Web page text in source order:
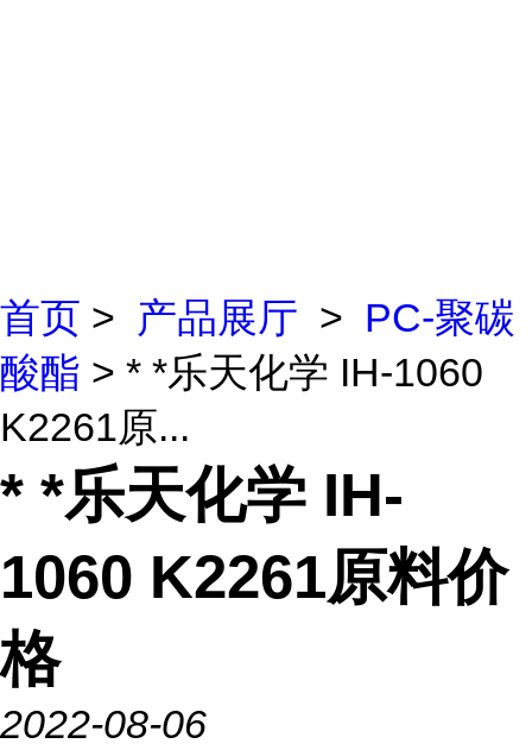
首页 > 产品展厅 > PC-聚碳
酸酯 > * *乐天化学 IH-1060
K2261原...
* *乐天化学 IH-
1060 K2261原料价
格
2022-08-06